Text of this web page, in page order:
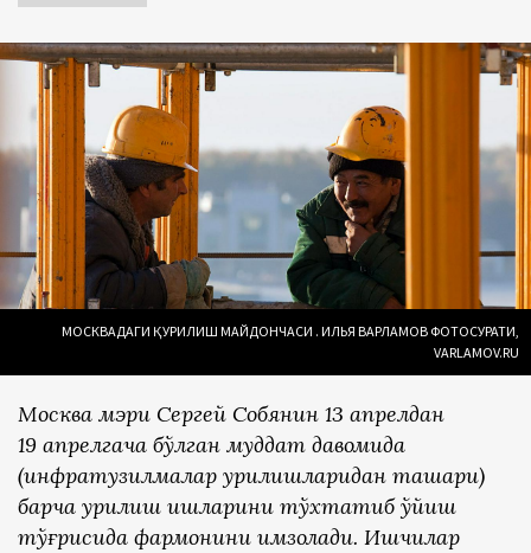
МОСКВАДАГИ ҚУРИЛИШ МАЙДОНЧАСИ . ИЛЬЯ ВАРЛАМОВ ФОТОСУРАТИ,
VARLAMOV.RU
Москва мэри Сергей Собянин 13 апрелдан
19 апрелгача бўлган муддат давомида
(инфратузилмалар қурилишларидан ташқари)
барча қурилиш ишларини тўхтатиб қўйиш
тўғрисида фармонини имзолади. Ишчилар